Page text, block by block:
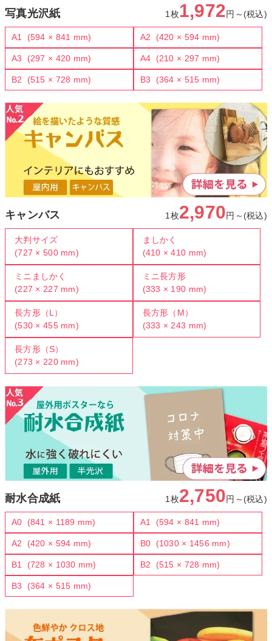
写真光沢紙 1枚1,972円～(税込)
A1 (594 × 841 mm) A2 (420 × 594 mm)
A3 (297 × 420 mm) A4 (210 × 297 mm)
B2 (515 × 728 mm) B3 (364 × 515 mm)
キャンバス 1枚2,970円～(税込)
大判サイズ
(727 × 500 mm)
ましかく
(410 × 410 mm)
ミニましかく
(227 × 227 mm)
ミニ長方形
(333 × 190 mm)
長方形（L）
(530 × 455 mm)
長方形（M）
(333 × 243 mm)
長方形（S）
(273 × 220 mm)
耐水合成紙 1枚2,750円～(税込)
A0 (841 × 1189 mm) A1 (594 × 841 mm)
A2 (420 × 594 mm) B0 (1030 × 1456 mm)
B1 (728 × 1030 mm) B2 (515 × 728 mm)
B3 (364 × 515 mm)